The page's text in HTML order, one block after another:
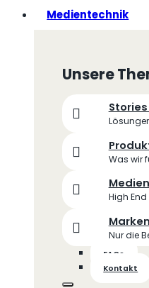
Medientechnik
Unsere
Was wir
High
Marken
Nur die
FAQs
Kontakt